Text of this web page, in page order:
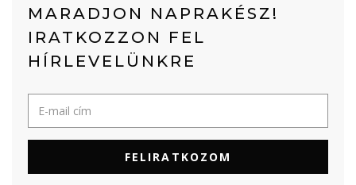
MARADJON NAPRAKÉSZ!
IRATKOZZON FEL
HÍRLEVELÜNKRE
FELIRATKOZOM